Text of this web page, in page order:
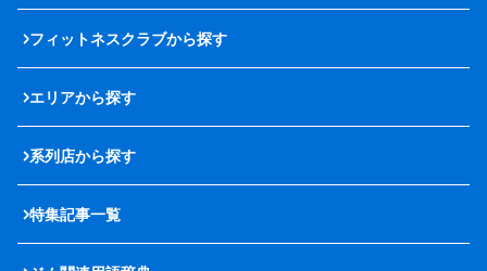
フィットネスクラブから探す
エリアから探す
系列店から探す
特集記事一覧